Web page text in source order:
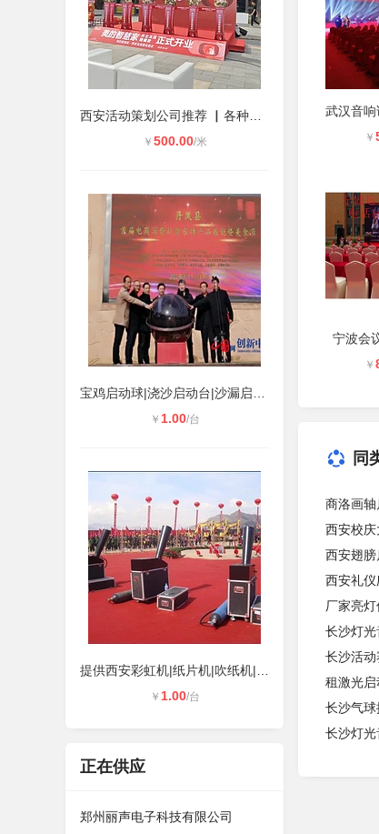
￥ 500.00/米
￥ 1.00/台
￥ 1.00/台
正在供应
郑州丽声电子科技有限公司
￥
宁波会
￥
同
商洛画
西安校
西安翅
西安礼
厂家亮
长沙灯
长沙活
租激光
长沙气
长沙灯